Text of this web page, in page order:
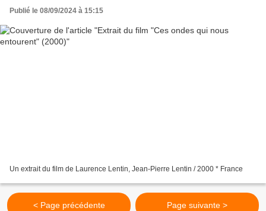
Publié le 08/09/2024 à 15:15
Un extrait du film de Laurence Lentin, Jean-Pierre Lentin / 2000 * France
< Page précédente Page suivante >